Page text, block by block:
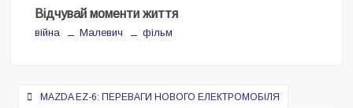
Відчувай моменти життя
війна Малевич фільм
Навигация
MAZDA EZ-6: ПЕРЕВАГИ НОВОГО ЕЛЕКТРОМОБІЛЯ